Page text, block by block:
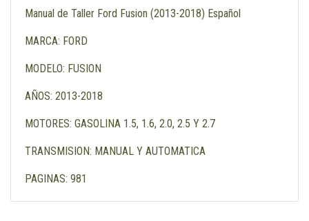
Manual de Taller Ford Fusion (2013-2018) Español
MARCA: FORD
MODELO: FUSION
AÑOS: 2013-2018
MOTORES: GASOLINA 1.5, 1.6, 2.0, 2.5 Y 2.7
TRANSMISION: MANUAL Y AUTOMATICA
PAGINAS: 981